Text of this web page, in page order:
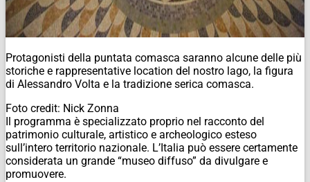
Protagonisti della puntata comasca saranno alcune delle più
storiche e rappresentative location del nostro lago, la figura
di Alessandro Volta e la tradizione serica comasca.
Foto credit: Nick Zonna
Il programma è specializzato proprio nel racconto del
patrimonio culturale, artistico e archeologico esteso
sull’intero territorio nazionale. L’Italia può essere certamente
considerata un grande “museo diffuso” da divulgare e
promuovere.